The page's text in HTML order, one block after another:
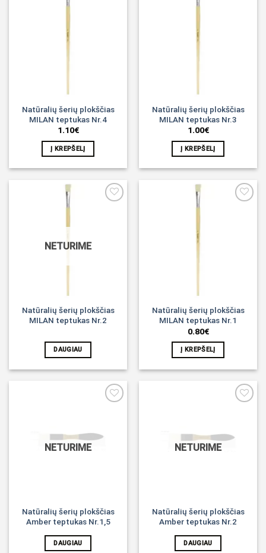
Natūralių šerių plokščias
MILAN teptukas Nr.4
1.10€
Į KREPŠELĮ
Natūralių šerių plokščias
MILAN teptukas Nr.3
1.00€
Į KREPŠELĮ
NETURIME
Natūralių šerių plokščias
MILAN teptukas Nr.2
DAUGIAU
Natūralių šerių plokščias
MILAN teptukas Nr.1
0.80€
Į KREPŠELĮ
NETURIME
Natūralių šerių plokščias
Amber teptukas Nr.1,5
DAUGIAU
NETURIME
Natūralių šerių plokščias
Amber teptukas Nr.2
DAUGIAU